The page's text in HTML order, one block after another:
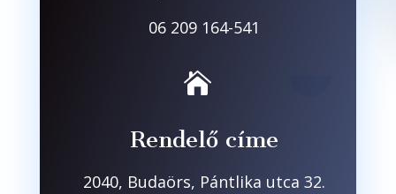
06 209 164-541

Rendelő címe
2040, Budaörs, Pántlika utca 32.